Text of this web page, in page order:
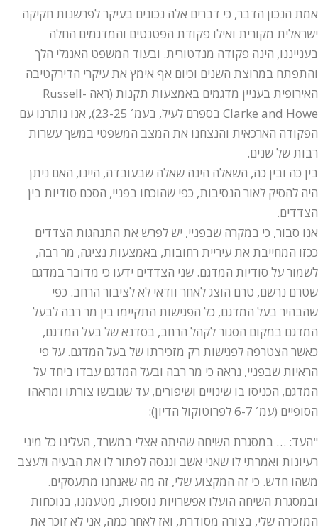
אמת הנכון הדבר, כי דברים אלה נכונים בעיקר לפרשנות חקיקה
ישראלית מקורית ואילו פקודת הפטנטים והמדגמים החלה
בענייננו, הינה פקודה מנדטורית. ובעוד המשפט האנגלי הלך
והתפתח במרוצת השנים וכיום אף אימץ את עיקרי הדירקטיבה
האירופית בעניין מדגמים באמצעות תקנות (ראה Russell-
Clarke and Howe בספרם לעיל, בעמ´ 23-25), אנו נותרנו עם
הפקודה הארכאית והנצחנו את המצב המשפטי במשך עשרות
רבות של שנים.
בין כה ובין כה, השאלה הינה שאלה שבעובדה, היינו, האם ניתן
היה להסיק לאור הנסיבות, כפי שהוכחו בפניי, הסכם סודיות בין
הצדדים.
אנו סבור, כי במקרה שבפניי, יש לפרש את התנהגות הצדדים
ככזו המחייבת את עיריית רחובות, באמצעות נציגה, מר רבה,
לשמור על סודיות המדגם. שני הצדדים ידעו כי מדובר במדגם
שטרם נרשם, טרם הוצג לאחר וודאי לא לציבור הרחב. כפי
שהבהיר בעל המדגם, כל הפגישות התקיימו בין מר רבה לבעל
המדגם במקום הסגור לקהל הרחב, בסדנא של בעל המדגם,
כאשר הצטרפה לפגישות רק מזכירתו של בעל המדגם. על פי
הראיות שבפניי, נראה כי מר רבה ובעל המדגם עבדו ביחד על
המדגם, הכניסו בו שינויים ושיפורים, עד שגובשו צורתו ומראהו
הסופיים (עמ´ 6-7 לפרוטוקול הדיון):
"העד: … במסגרת השיחה שהיתה אצלי במשרד, העלינו כל מיני
רעיונות ואמרתי לו שאני אשב וננסה לפתור לו את הבעיה ולעצב
משהו חדש. כי זה המקצוע שלי, זה מה שאנחנו מתעסקים.
ובמסגרת השיחה הועלו אפשרויות נוספות, מטעמנו, בנוכחות
המזכירה שלי, בצורה מסודרת, ואז לאחר כמה, אני לא זוכר את